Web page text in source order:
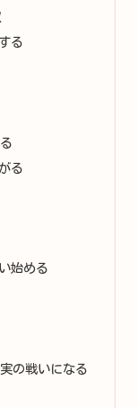
る
る
始める
の戦いになる